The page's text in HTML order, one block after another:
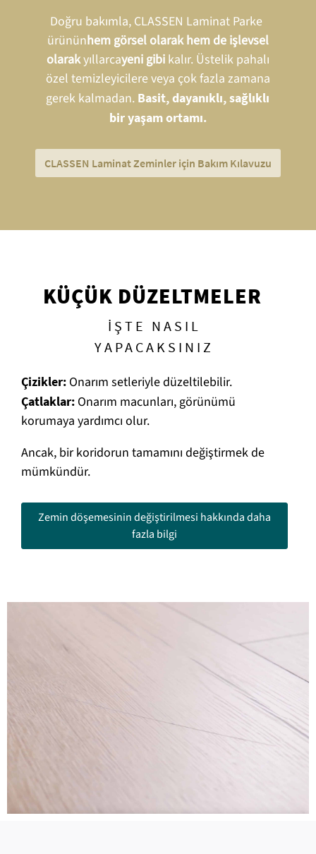
Doğru bakımla, CLASSEN Laminat Parke
ürününhem görsel olarak hem de işlevsel
olarakyıllarcayeni gibikalır. Üstelik pahalı
özel temizleyicilere veya çok fazla zamana
gerek kalmadan. Basit, dayanıklı, sağlıklı
bir yaşam ortamı.
CLASSEN Laminat Zeminler için Bakım Kılavuzu
KÜÇÜK DÜZELTMELER
İŞTE NASIL
YAPACAKSINIZ
Çizikler: Onarım setleriyle düzeltilebilir.
Çatlaklar: Onarım macunları, görünümü
korumaya yardımcı olur.
Ancak, bir koridorun tamamını değiştirmek de
mümkündür.
Zemin döşemesinin değiştirilmesi hakkında daha
fazla bilgi